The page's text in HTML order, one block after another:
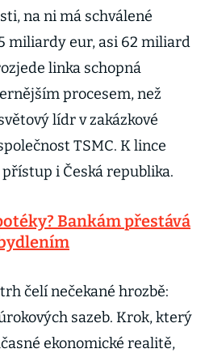
na ni má schválené
miliardy eur, asi 62 miliard
linka schopná
procesem, než
lídr v zakázkové
TSMC. K lince
i Česká republika.
Bankám přestává
čelí nečekané hrozbě:
sazeb. Krok, který
ekonomické realitě,